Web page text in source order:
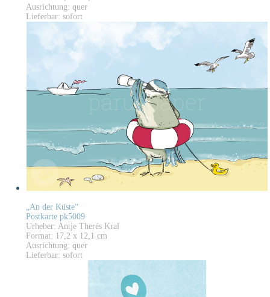
Ausrichtung: quer
Lieferbar: sofort
„An der Küste“
Postkarte pk5009
Urheber: Antje Therés Kral
Format: 17,2 x 12,1 cm
Ausrichtung: quer
Lieferbar: sofort